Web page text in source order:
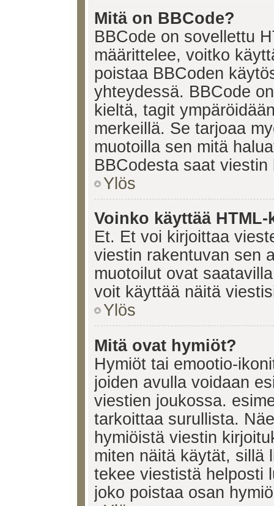
Mitä on BBCode?
BBCode on sovellettu
määrittelee, voitko
poistaa BBCoden
yhteydessä. BBCode
kieltä, tagit
merkeillä. Se tarjoaa
muotoilla sen mitä
BBCodesta saat
Ylös
Voinko käyttää
Et. Et voi kirjoittaa
viestin rakentuvan sen
muotoilut ovat
voit käyttää näitä
Ylös
Mitä ovat hymiöt?
Hymiöt tai emootio-
joiden avulla voidaan
viestien joukossa.
tarkoittaa surullista.
hymiöistä viestin
miten näitä käytät, sillä
tekee viestistä helposti
joko poistaa osan